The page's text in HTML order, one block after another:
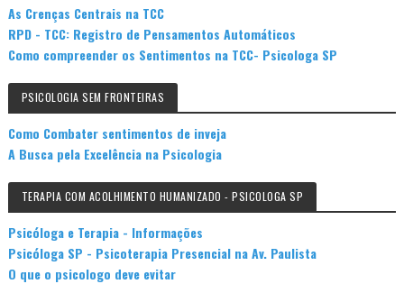
As Crenças Centrais na TCC
RPD - TCC: Registro de Pensamentos Automáticos
Como compreender os Sentimentos na TCC- Psicologa SP
PSICOLOGIA SEM FRONTEIRAS
Como Combater sentimentos de inveja
A Busca pela Excelência na Psicologia
TERAPIA COM ACOLHIMENTO HUMANIZADO - PSICOLOGA SP
Psicóloga e Terapia - Informações
Psicóloga SP - Psicoterapia Presencial na Av. Paulista
O que o psicologo deve evitar